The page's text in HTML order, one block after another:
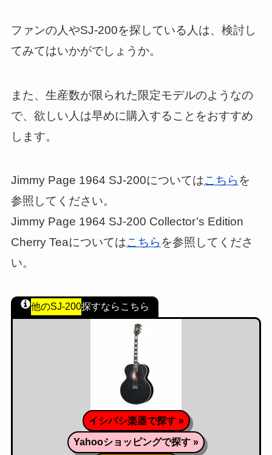
ファンの人やSJ-200を探している人は、検討し
てみてはいかがでしょうか。
また、生産数が限られた限定モデルのようなの
で、欲しい人は早めに購入することをおすすめ
します。
Jimmy Page 1964 SJ-200についてはこちら を
参照してください。
Jimmy Page 1964 SJ-200 Collector’s Edition
Cherry Teaについてはこちら を参照してくださ
い。
他のSJ-200探すならこちら
イシバシ楽器で探す »
Yahooショッピングで探す »